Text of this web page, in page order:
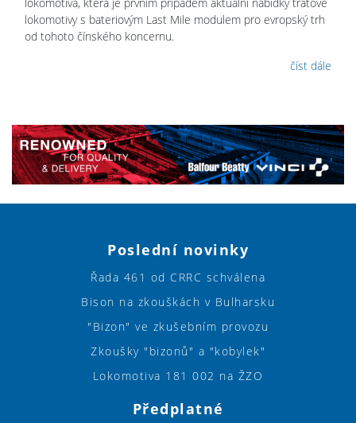
lokomotivy s bateriovým Last Mile modulem pro evropský trh
od tohoto čínského koncernu.
číst dále
Poslední novinky
Řada 461 od CRRC schválena
Bison na zkouškách v Bulharsku
"Bizon" ve zkušebním provozu
Zkoušky "bizonů" a "kobylek"
Lokomotiva 181 002 na ŽZO
Předplatné